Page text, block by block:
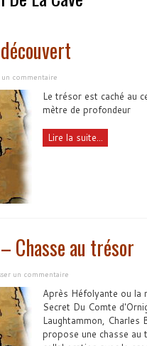
un commentaire
Le trésor est caché au
mètre de profondeur
Lire la suite...
Chasse au trésor
un commentaire
Après Héfolyante ou la
Secret Du Comte
Laughtammon, Charles
propose une chasse au